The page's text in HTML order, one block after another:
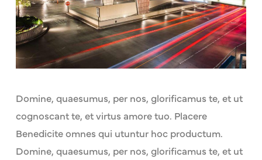
Domine, quaesumus, per nos, glorificamus te, et ut
cognoscant te, et virtus amore tuo. Placere
Benedicite omnes qui utuntur hoc productum.
Domine, quaesumus, per nos, glorificamus te, et ut